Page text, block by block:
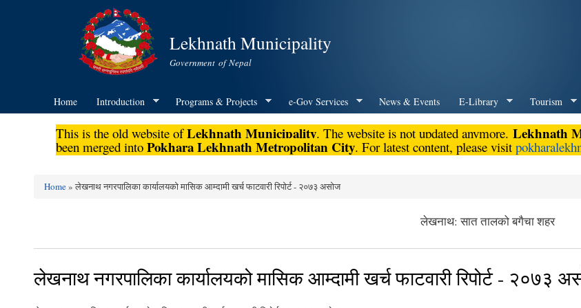
Lekhnath Municipality
Government of Nepal
Home Introduction Programs & Projects e-Gov Services News & Events E-Library Tourism
This is the old website ofLekhnath Municipality. The website is not updated anymore. Lekhnath
been merged into Pokhara Lekhnath Metropolitan City. For latest content, please visit
Home» लेखनाथ नगरपालिका कार्यालयको मासिक आम्दामी खर्च फाटवारी रिपोर्ट - २०७३ असोज
लेखनाथ: सात तालको बगैचा शहर
लेखनाथ नगरपालिका कार्यालयको मासिक आम्दामी खर्च फाटवारी रिपोर्ट - २०७३